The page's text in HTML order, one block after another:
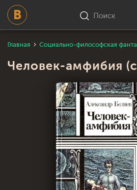
Поиск
Главная Социально-философская
Человек-амфибия